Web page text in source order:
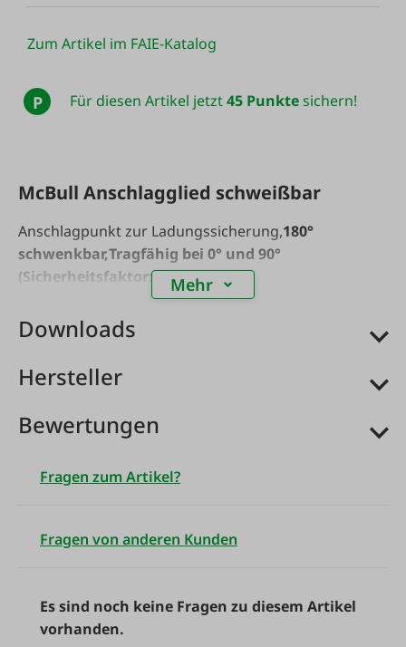
Zum Artikel im FAIE-Katalog
P Für diesen Artikel jetzt45 Punktesichern!
McBull Anschlagglied schweißbar
Anschlagpunkt zur Ladungssicherung,180°
schwenkbar,Tragfähig bei 0° und 90°
(Sicherheitsfaktor: 4)Mehr
Downloads
Hersteller
Bewertungen
Fragen zum Artikel?
Fragen von anderen Kunden
Es sind noch keine Fragen zu diesem Artikel
vorhanden.